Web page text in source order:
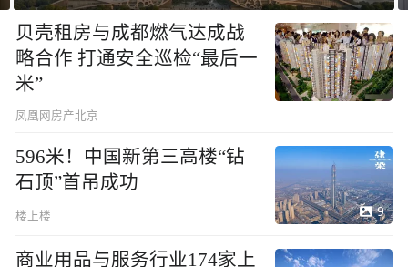
贝壳租房与成都燃气达成战
略合作 打通安全巡检“最后一
米”
凤凰网房产北京
596米！中国新第三高楼“钻
石顶”首吊成功
楼上楼 9
商业用品与服务行业174家上